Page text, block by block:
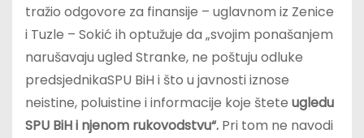
tražio odgovore za finansije – uglavnom iz Zenice
i Tuzle – Sokić ih optužuje da „svojim ponašanjem
narušavaju ugled Stranke, ne poštuju odluke
predsjednikaSPU BiH i što u javnosti iznose
neistine, poluistine i informacije koje štete ugledu
SPU BiH i njenom rukovodstvu“. Pri tom ne navodi